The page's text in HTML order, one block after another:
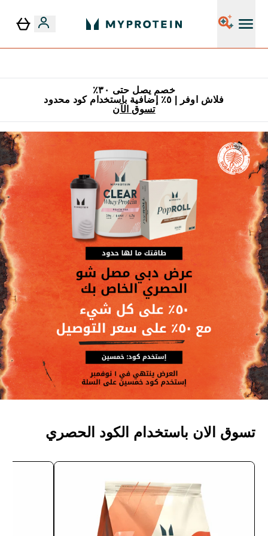
خصم يصل حتى ٣٠٪
فلاش اوفر | ٥٪ إضافية باستخدام كود محدود
تسوق الآن
تسوق الان باستخدام الكود الحصري